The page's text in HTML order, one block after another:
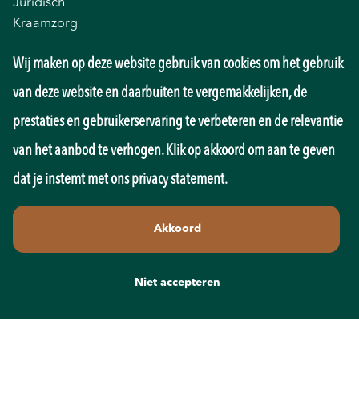
Juridisch
Kraamzorg
Management
Marketing
Overheid
Pedagogiek
Productie
Retail
Sales
Transport
Contact
Wij maken op deze website gebruik van cookies om het gebruik
van deze website en daarbuiten te vergemakkelijken, de
prestaties en gebruikerservaring te verbeteren en de relevantie
van het aanbod te verhogen. Klik op akkoord om aan te geven
dat je instemt met onsprivacy statement.
Akkoord
Niet accepteren